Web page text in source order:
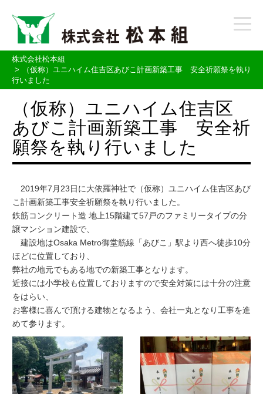
t
o
l
n
i
g
t
o
株式会社松本組
（仮称）ユニハイム住吉区あびこ計画新築工事 安全祈願祭を執り
行いました
（仮称）ユニハイム住吉区
あびこ計画新築工事 安全祈
願祭を執り行いました
2019年7月23日に大依羅神社で（仮称）ユニハイム住吉区あび
こ計画新築工事安全祈願祭を執り行いました。
鉄筋コンクリート造 地上15階建て57戸のファミリータイプの分
譲マンション建設で、
建設地はOsaka Metro御堂筋線「あびこ」駅より西へ徒歩10分
ほどに位置しており、
弊社の地元でもある地での新築工事となります。
近接には小学校も位置しておりますので安全対策には十分の注意
をはらい、
お客様に喜んで頂ける建物となるよう、会社一丸となり工事を進
めて参ります。